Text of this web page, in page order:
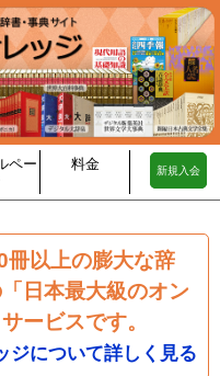
ペー
料金 新規入会
冊以上の膨大な辞
日本最大級のオン
ービスです。
ジについて詳しく見る